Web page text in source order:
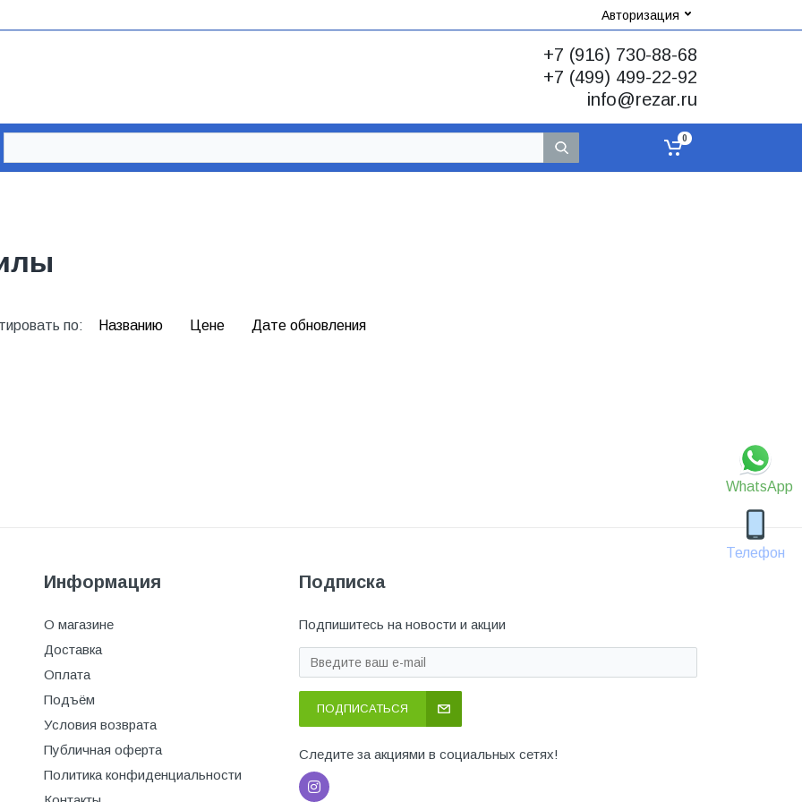
WhatsApp
Телефон
Авторизация
+7 (916) 730-88-68
+7 (499) 499-22-92
info@rezar.ru
0
по: Названию Цене Дате обновления
Информация
О магазине
Доставка
Оплата
Подъём
Условия возврата
Публичная оферта
Политика конфиденциальности
Подписка
Подпишитесь на новости и акции
ПОДПИСАТЬСЯ
Следите за акциями в социальных сетях!